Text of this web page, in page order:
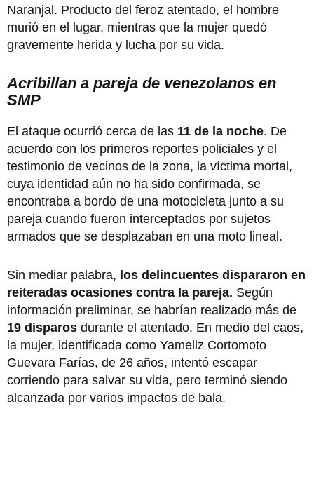
Naranjal. Producto del feroz atentado, el hombre
murió en el lugar, mientras que la mujer quedó
gravemente herida y lucha por su vida.
Acribillan a pareja de venezolanos en
SMP
El ataque ocurrió cerca de las 11 de la noche. De
acuerdo con los primeros reportes policiales y el
testimonio de vecinos de la zona, la víctima mortal,
cuya identidad aún no ha sido confirmada, se
encontraba a bordo de una motocicleta junto a su
pareja cuando fueron interceptados por sujetos
armados que se desplazaban en una moto lineal.
Sin mediar palabra, los delincuentes dispararon en
reiteradas ocasiones contra la pareja. Según
información preliminar, se habrían realizado más de
19 disparos durante el atentado. En medio del caos,
la mujer, identificada como Yameliz Cortomoto
Guevara Farías, de 26 años, intentó escapar
corriendo para salvar su vida, pero terminó siendo
alcanzada por varios impactos de bala.